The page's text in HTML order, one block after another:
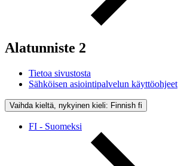
Alatunniste 2
Tietoa sivustosta
Sähköisen asiointipalvelun käyttöohjeet
Vaihda kieltä, nykyinen kieli: Finnish fi
FI - Suomeksi